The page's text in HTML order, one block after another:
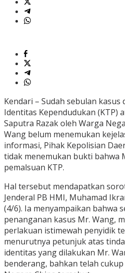
Kendari – Sudah sebulan kasus
Identitas Kependudukan (KTP)
Saputra Razak oleh Warga
Wang belum menemukan
informasi, Pihak Kepolisian
tidak menemukan bukti bahwa
pemalsuan KTP.
Hal tersebut mendapatkan
Jenderal PB HMI, Muhamad
(4/6). Ia menyampaikan bahwa
penanganan kasus Mr. Wang,
perlakuan istimewah penyidik
menurutnya petunjuk atas
identitas yang dilakukan Mr.
benderang, bahkan telah